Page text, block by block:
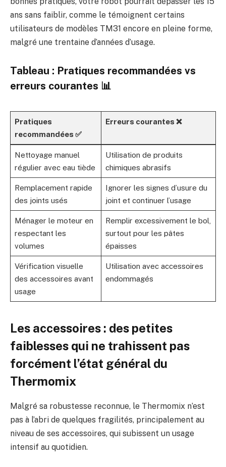
ans sans faiblir, comme le témoignent certains
utilisateurs de modèles TM31 encore en pleine forme,
malgré une trentaine d’années d’usage.
Tableau : Pratiques recommandées vs
erreurs courantes 📊
Pratiques
recommandées ✅
Erreurs courantes ❌
Nettoyage manuel
régulier avec eau tiède
Utilisation de produits
chimiques abrasifs
Remplacement rapide
des joints usés
Ignorer les signes d’usure du
joint et continuer l’usage
Ménager le moteur en
respectant les
volumes
Remplir excessivement le bol,
surtout pour les pâtes
épaisses
Vérification visuelle
des accessoires avant
usage
Utilisation avec accessoires
endommagés
Les accessoires : des petites
faiblesses qui ne trahissent pas
forcément l’état général du
Thermomix
Malgré sa robustesse reconnue, le Thermomix n’est
pas à l’abri de quelques fragilités, principalement au
niveau de ses accessoires, qui subissent un usage
intensif au quotidien.